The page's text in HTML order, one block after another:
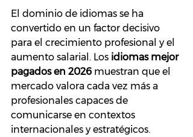
El dominio de idiomas se ha
convertido en un factor decisivo
para el crecimiento profesional y el
aumento salarial. Los idiomas mejor
pagados en 2026 muestran que el
mercado valora cada vez más a
profesionales capaces de
comunicarse en contextos
internacionales y estratégicos.